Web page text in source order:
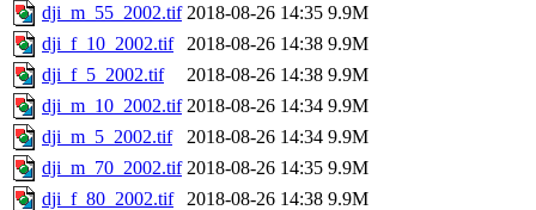
dji_m_55_2002.tif 2018-08-26 14:35 9.9M
dji_f_10_2002.tif
2018-08-26 14:38 9.9M
dji_f_5_2002.tif
2018-08-26 14:38 9.9M
dji_m_10_2002.tif 2018-08-26 14:34 9.9M
dji_m_5_2002.tif
2018-08-26 14:34 9.9M
dji_m_70_2002.tif 2018-08-26 14:35 9.9M
dji_f_80_2002.tif
2018-08-26 14:38 9.9M